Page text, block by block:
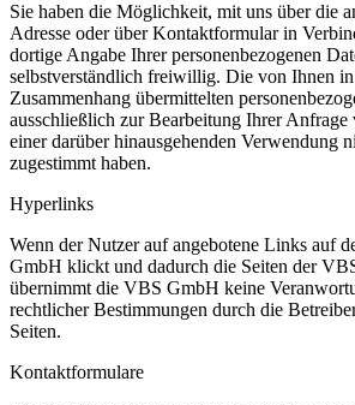
Sie haben die Möglichkeit, mit uns über die
Adresse oder über Kontaktformular in
dortige Angabe Ihrer personenbezogenen
selbstverständlich freiwillig. Die von Ihnen in
Zusammenhang übermittelten
ausschließlich zur Bearbeitung Ihrer Anfrage
einer darüber hinausgehenden Verwendung
zugestimmt haben.
Hyperlinks
Wenn der Nutzer auf angebotene Links auf
GmbH klickt und dadurch die Seiten der
übernimmt die VBS GmbH keine
rechtlicher Bestimmungen durch die
Seiten.
Kontaktformulare